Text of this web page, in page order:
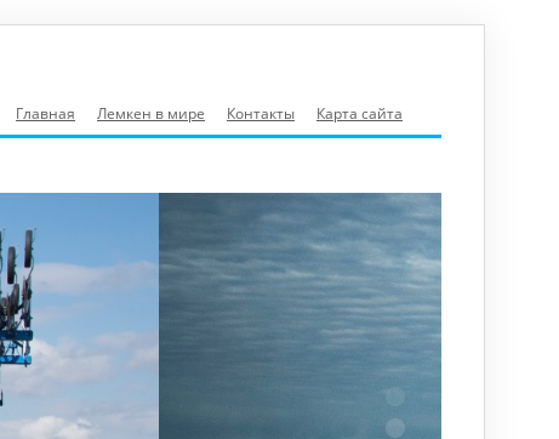
Главная Лемкен в мире Контакты Карта сайта